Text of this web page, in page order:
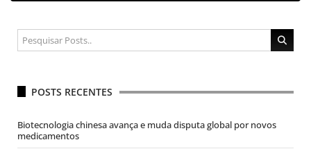
POSTS RECENTES
Biotecnologia chinesa avança e muda disputa global por novos
medicamentos